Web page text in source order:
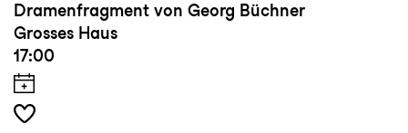
Dramenfragment von Georg Büchner
Grosses Haus
17:00